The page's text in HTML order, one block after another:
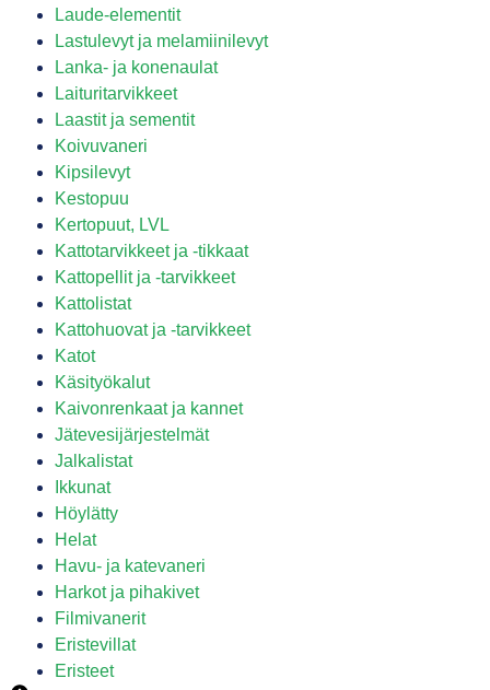
Laude-elementit
Lastulevyt ja melamiinilevyt
Lanka- ja konenaulat
Laituritarvikkeet
Laastit ja sementit
Koivuvaneri
Kipsilevyt
Kestopuu
Kertopuut, LVL
Kattotarvikkeet ja -tikkaat
Kattopellit ja -tarvikkeet
Kattolistat
Kattohuovat ja -tarvikkeet
Katot
Käsityökalut
Kaivonrenkaat ja kannet
Jätevesijärjestelmät
Jalkalistat
Ikkunat
Höylätty
Helat
Havu- ja katevaneri
Harkot ja pihakivet
Filmivanerit
Eristevillat
Eristeet